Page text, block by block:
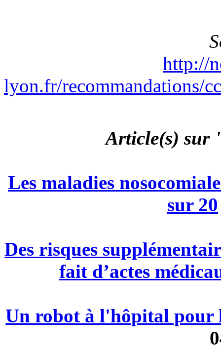
http://
lyon.fr/recommandations/
Article(s) sur
Les maladies
sur 20
Des risques
fait d’actes
Un robot à l'hôpital pour